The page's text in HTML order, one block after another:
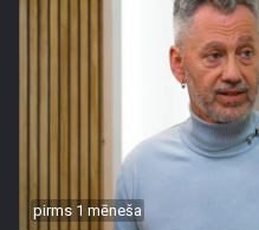
pirms 1 mēneša